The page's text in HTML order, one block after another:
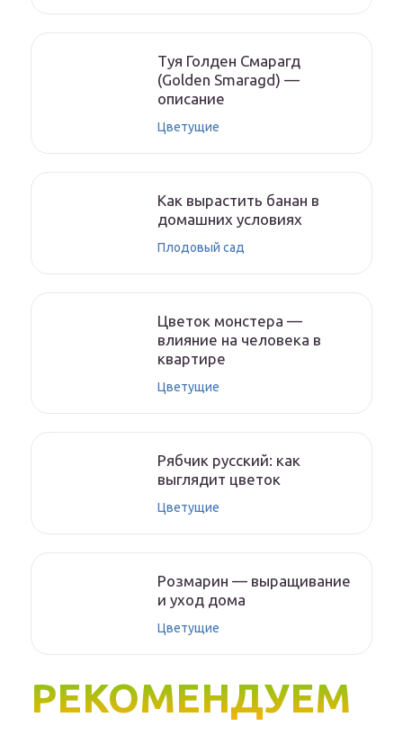
Туя Голден Смарагд
(Golden Smaragd) —
описание
Цветущие
Как вырастить банан в
домашних условиях
Плодовый сад
Цветок монстера —
влияние на человека в
квартире
Цветущие
Рябчик русский: как
выглядит цветок
Цветущие
Розмарин — выращивание
и уход дома
Цветущие
РЕКОМЕНДУЕМ